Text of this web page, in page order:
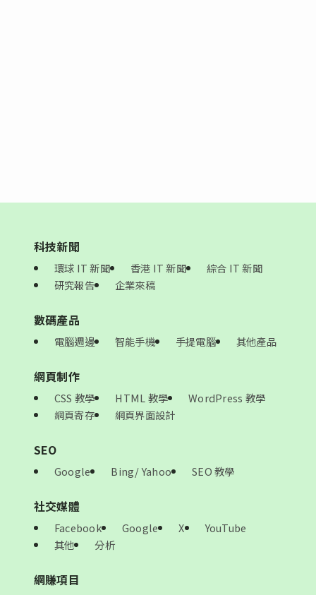
科技新聞
環球 IT 新聞 香港 IT 新聞
綜合 IT 新聞
研究報告
企業來稿
數碼產品
電腦週邊 智能手機 手提電腦 其他產品
網頁制作
CSS 教學 HTML 教學
WordPress 教學
網頁寄存
網頁界面設計
SEO
Google Bing/ Yahoo SEO 教學
社交媒體
Facebook Google X
YouTube
其他
分析
網賺項目